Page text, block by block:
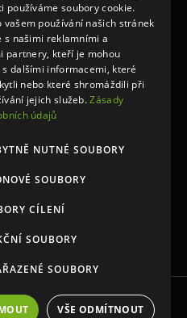
cookies.
používáme soubory cookie.
vašem používání našich stránek
s našimi reklamními a
partnery, kteří je mohou
s dalšími informacemi, které
nebo které shromáždili při
jejich služeb.Zásady
údajů
NUTNÉ SOUBORY
SOUBORY
CÍLENÍ
SOUBORY
SOUBORY
VŠE ODMÍTNOUT